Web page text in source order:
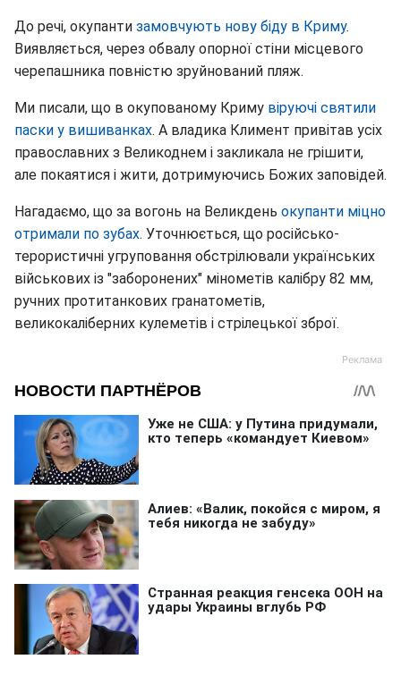
До речі, окупанти замовчують нову біду в Криму.
Виявляється, через обвалу опорної стіни місцевого
черепашника повністю зруйнований пляж.
Ми писали, що в окупованому Криму віруючі святили
паски у вишиванках. А владика Климент привітав усіх
православних з Великоднем і закликала не грішити,
але покаятися і жити, дотримуючись Божих заповідей.
Нагадаємо, що за вогонь на Великдень окупанти міцно
отримали по зубах. Уточнюється, що російсько-
терористичні угруповання обстрілювали українських
військових із "заборонених" мінометів калібру 82 мм,
ручних протитанкових гранатометів,
великокаліберних кулеметів і стрілецької зброї.